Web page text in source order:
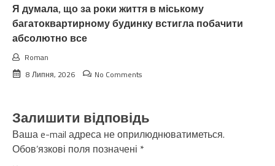
Я думала, що за роки життя в міському
багатоквартирному будинку встигла побачити
абсолютно все
Roman
8 Липня, 2026
No Comments
Залишити відповідь
Ваша e-mail адреса не оприлюднюватиметься.
Обов’язкові поля позначені *